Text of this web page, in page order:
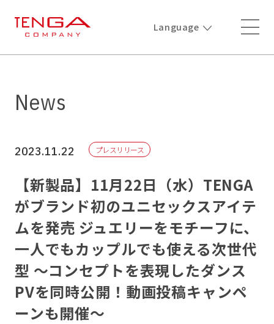
Language
News
2023.11.22 プレスリリース
【新製品】11月22日（水）TENGA
がブランド初のユニセックスアイテ
ムを発売 ジュエリーをモチーフに、
一人でもカップルでも使える次世代
型 ～コンセプトを表現したダンス
PVを同時公開！動画投稿キャンペ
ーンも開催～